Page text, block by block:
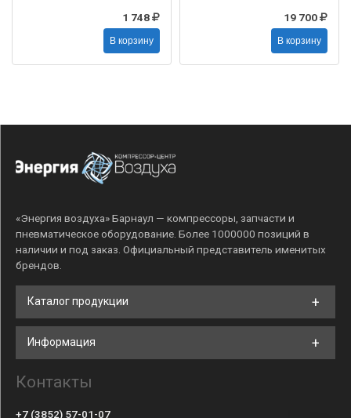
1 748
В корзину
19 700
В корзину
«Энергия воздуха» Барнаул — компрессоры, запчасти и
пневматическое оборудование. Более 1000000 позиций в
наличии и под заказ. Официальный представитель именитых
брендов.
Каталог продукции
Информация
Контакты
+7 (3852) 57-01-07